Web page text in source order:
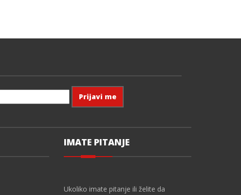
IMATE PITANJE
Ukoliko imate pitanje ili želite da